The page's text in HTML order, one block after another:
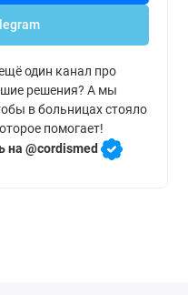
один канал про
решения? А мы
в больницах стояло
помогает!
на @cordismed